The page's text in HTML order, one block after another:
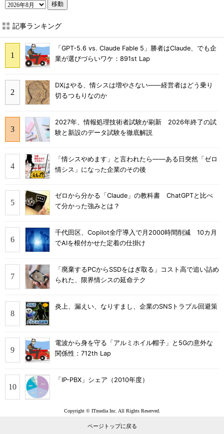
移動
記事ランキング
「GPT-5.6 vs. Claude Fable 5」勝者はClaude、でも企
業が選びづらいワケ：891st Lap
DXはやる、情シスは増やさない――経営者はどう乗り
切るつもりなのか
2027年、情報処理技術者試験が刷新 2026年終了の試
験と新設のデータ試験を徹底解説
「情シスやめます」と言われたら――ある日突然「ゼロ
情シス」になった企業のその後
ゼロから分かる「Claude」の教科書 ChatGPTと比べ
て分かった強みとは？
千代田区、Copilot全庁導入で月2000時間削減 10カ月
でAIを根付かせた定着の仕掛け
「廃棄するPCからSSDをはぎ取る」コスト高で追い詰め
られた、限界情シスの延命テク
炎上、漏えい、なりすまし、企業のSNSトラブル回避策
電波から身を守る「アルミホイル帽子」と5Gの意外な
関係性：712th Lap
「IP-PBX」シェア（2010年度）
Copyright © ITmedia Inc. All Rights Reserved.
ページトップに戻る